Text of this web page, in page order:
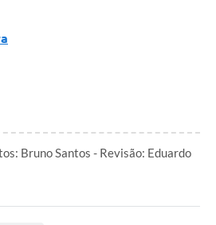
Bruno Santos - Revisão: Eduardo